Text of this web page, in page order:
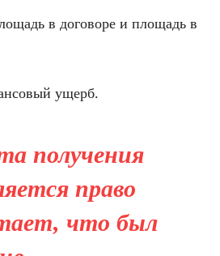
в договоре и площадь в
ущерб.
получения
право
что был